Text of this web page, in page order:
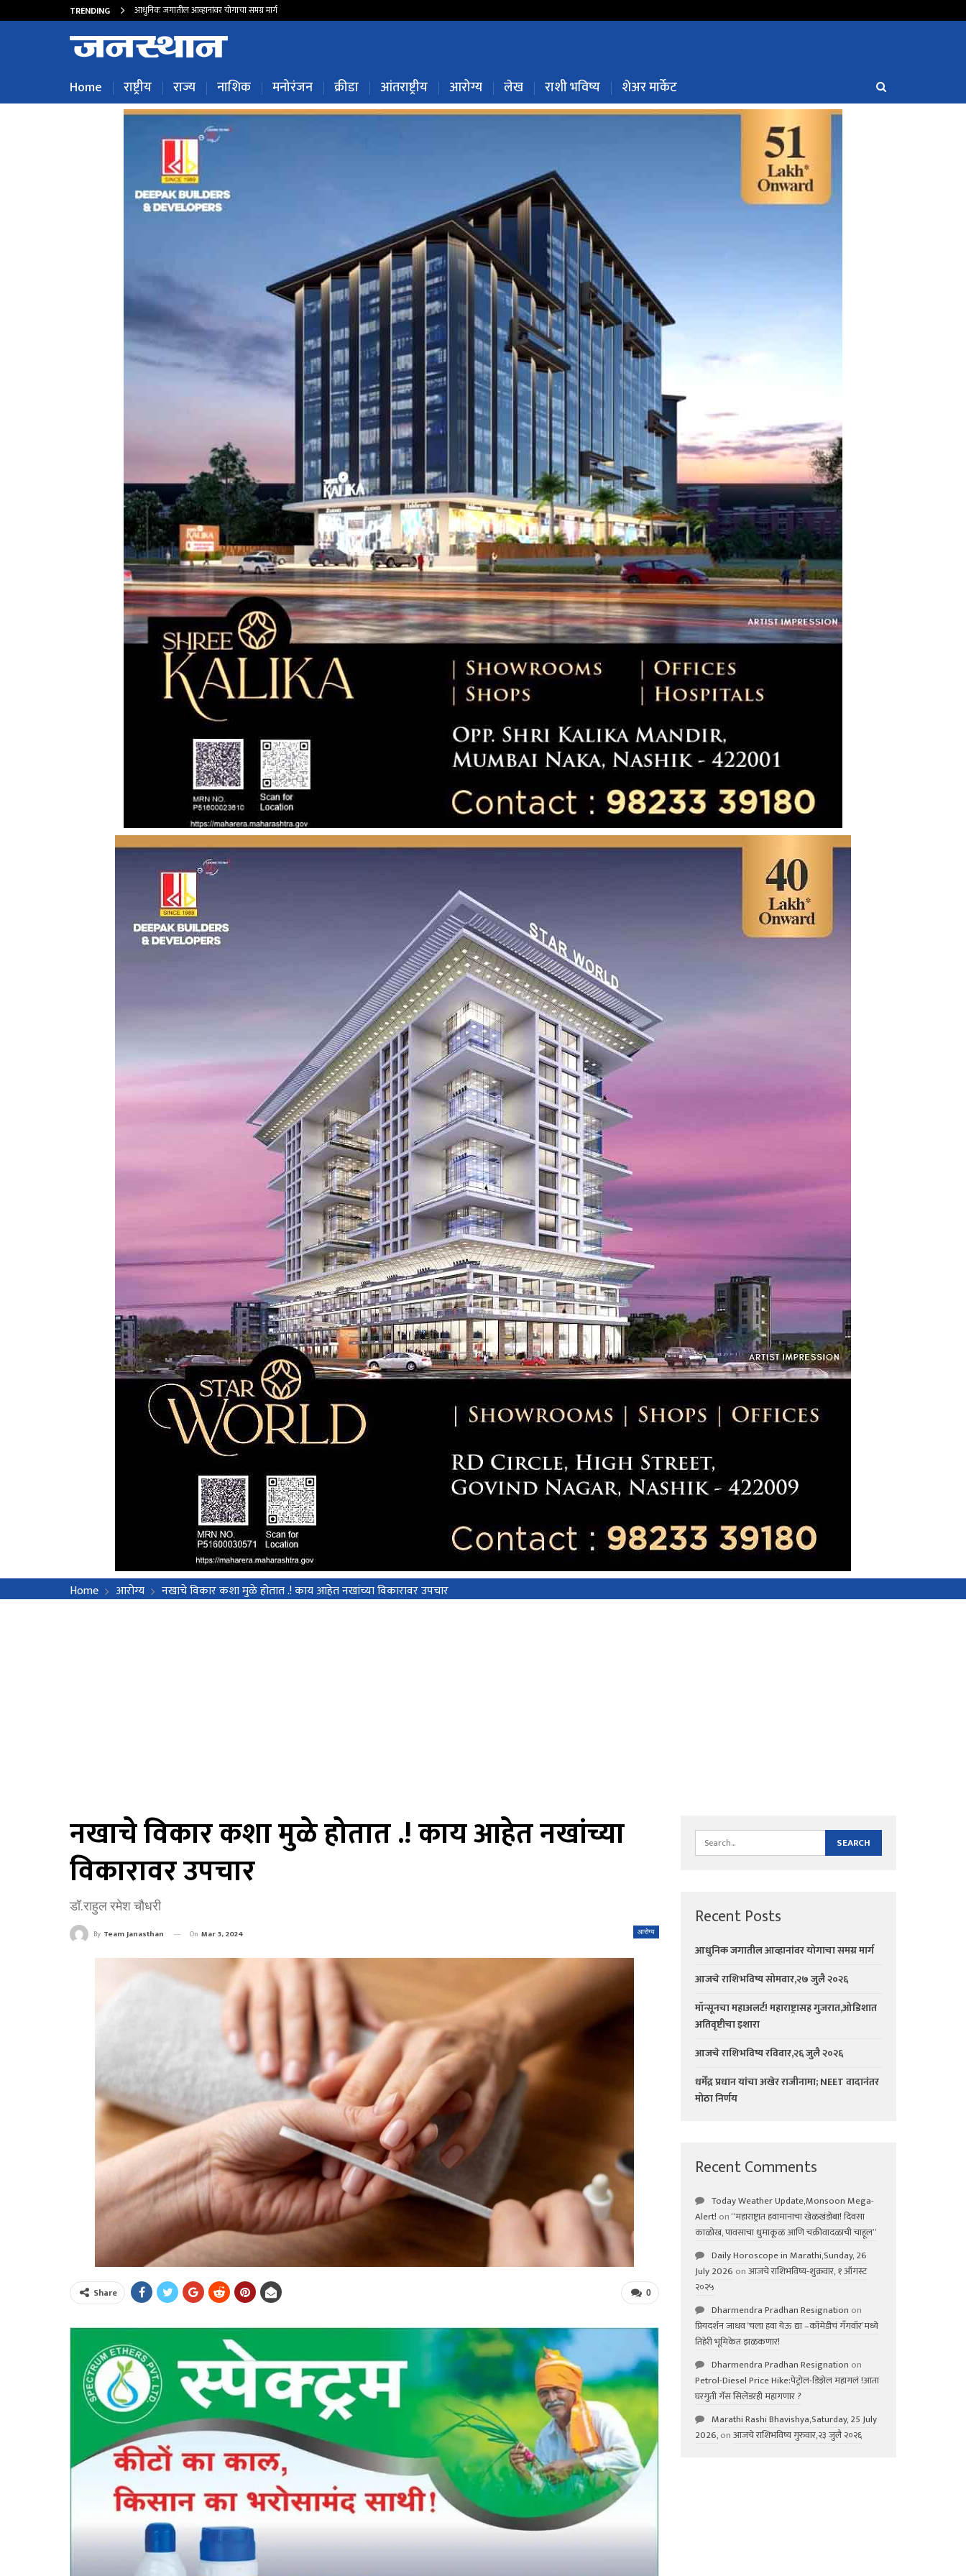
TRENDING आधुनिक जगातील आव्हानांवर योगाचा समग्र मार्ग
Home राष्ट्रीय राज्य नाशिक मनोरंजन क्रीडा आंतराष्ट्रीय आरोग्य लेख राशी भविष्य शेअर मार्केट
Home आरोग्य नखाचे विकार कशा मुळे होतात .! काय आहेत नखांच्या विकारावर उपचार
नखाचे विकार कशा मुळे होतात .! काय आहेत नखांच्या
विकारावर उपचार
डॉ.राहुल रमेश चौधरी
आरोग्य
By Team Janasthan On Mar 3, 2024
0
Share
Recent Posts
आधुनिक जगातील आव्हानांवर योगाचा समग्र मार्ग
आजचे राशिभविष्य सोमवार,२७ जुलै २०२६
मॉन्सूनचा महाअलर्ट! महाराष्ट्रासह गुजरात,ओडिशात
अतिवृष्टीचा इशारा
आजचे राशिभविष्य रविवार,२६ जुलै २०२६
धर्मेंद्र प्रधान यांचा अखेर राजीनामा; NEET वादानंतर
मोठा निर्णय
Recent Comments
Today Weather Update,Monsoon Mega-
Alert! on“महाराष्ट्रात हवामानाचा खेळखंडोबा! दिवसा
काळोख, पावसाचा धुमाकूळ आणि चक्रीवादळाची चाहूल”
Daily Horoscope in Marathi,Sunday, 26
July 2026 onआजचे राशिभविष्य-शुक्रवार, १ ऑगस्ट
२०२५
Dharmendra Pradhan Resignation on
प्रियदर्शन जाधव ‘चला हवा येऊ द्या –कॉमेडीचं गॅंगवॉर’मध्ये
तिहेरी भूमिकेत झळकणार!
Dharmendra Pradhan Resignation on
Petrol-Diesel Price Hike:पेट्रोल-डिझेल महागलं !आता
घरगुती गॅस सिलेंडरही महागणार ?
Marathi Rashi Bhavishya,Saturday, 25 July
2026,onआजचे राशिभविष्य गुरुवार,२३ जुलै २०२६